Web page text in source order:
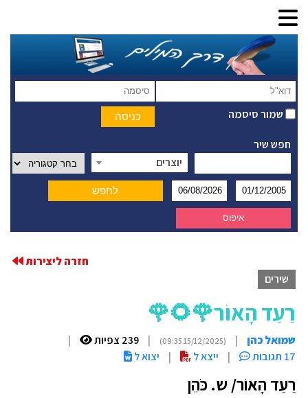
שמור סיסמה
חפש שיר
יוצרים
חזרה ליצירות
שירים
רַעַד הָאוֹר🌹🌻🌹
שמואל כהן |
(15/12/2025 09:35)
| 239 צפיות
|
17 תגובות
| ייצא ל | יצוא ל
רַעַד הָאוֹר/ ש. כֹּהֵן